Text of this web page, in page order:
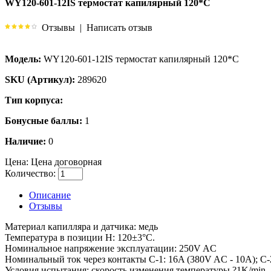
WY120-601-12IS термостат капилярный 120*С
Отзывы | Написать отзыв
Модель: WY120-601-12IS термостат капилярный 120*С
SKU (Артикул): 289620
Тип корпуса:
Бонусные баллы: 1
Наличие: 0
Цена: Цена договорная
Количество:
Описание
Отзывы
Материал капилляра и датчика: медь
Температура в позиции H: 120±3°C.
Номинальное напряжение эксплуатации: 250V AC
Номинальный ток через контакты C-1: 16A (380V AC - 10A);